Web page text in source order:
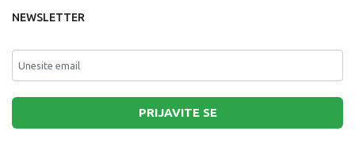
NEWSLETTER
PRIJAVITE SE